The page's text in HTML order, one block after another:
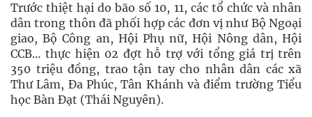
Trước thiệt hại do bão số 10, 11, các tổ chức và nhân
dân trong thôn đã phối hợp các đơn vị như Bộ Ngoại
giao, Bộ Công an, Hội Phụ nữ, Hội Nông dân, Hội
CCB… thực hiện 02 đợt hỗ trợ với tổng giá trị trên
350 triệu đồng, trao tận tay cho nhân dân các xã
Thư Lâm, Đa Phúc, Tân Khánh và điểm trường Tiểu
học Bàn Đạt (Thái Nguyên).